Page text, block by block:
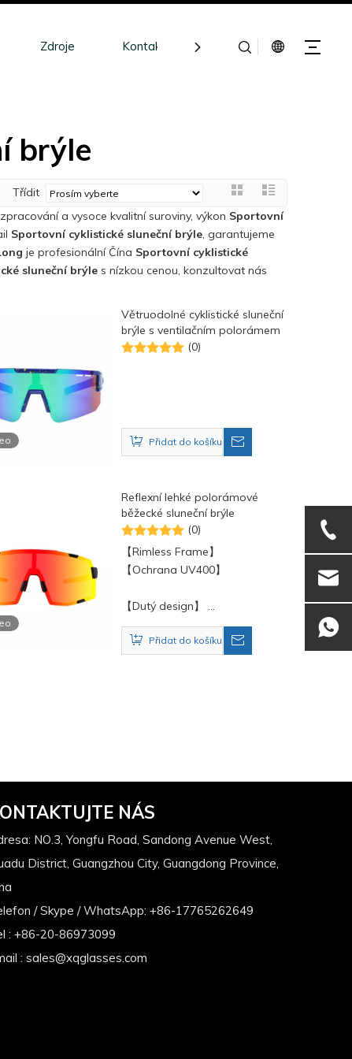
Zdroje Kontakt
brýle
Třídit
a vysoce kvalitní suroviny, výkon Sportovní
Sportovní cyklistické sluneční brýle, garantujeme
je profesionální Čína Sportovní cyklistické
sluneční brýle s nízkou cenou, konzultovat nás
Větruodolné cyklistické sluneční
brýle s ventilačním polorámem
(0)
Přidat do košíku
Reflexní lehké polorámové
běžecké sluneční brýle
(0)
【Rimless Frame】
【Ochrana UV400】
【Dutý design】
Přidat do košíku
NÁS
NO.3, Yongfu Road, Sandong Avenue West,
District, Guangzhou City, Guangdong Province,
/ Skype / WhatsApp: +86-17765262649
: +86-20-86973099
: sales@xqglasses.com